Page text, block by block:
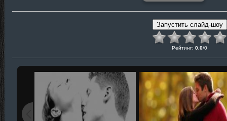
Рейтинг: 0.0/0